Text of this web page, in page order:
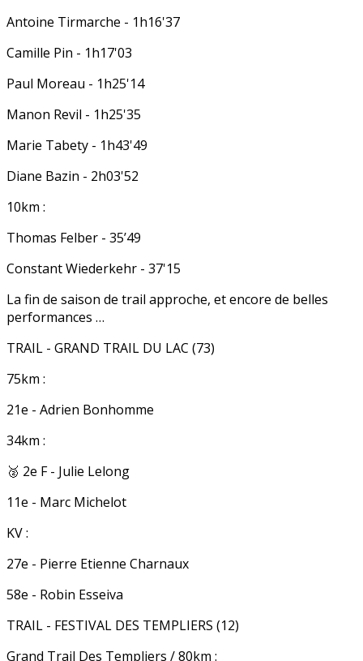
Antoine Tirmarche - 1h16'37
Camille Pin - 1h17'03
Paul Moreau - 1h25'14
Manon Revil - 1h25'35
Marie Tabety - 1h43'49
Diane Bazin - 2h03'52
10km :
Thomas Felber - 35’49
Constant Wiederkehr - 37'15
La fin de saison de trail approche, et encore de belles
performances …
TRAIL - GRAND TRAIL DU LAC (73)
75km :
21e - Adrien Bonhomme
34km :
🥈 2e F - Julie Lelong
11e - Marc Michelot
KV :
27e - Pierre Etienne Charnaux
58e - Robin Esseiva
TRAIL - FESTIVAL DES TEMPLIERS (12)
Grand Trail Des Templiers / 80km :